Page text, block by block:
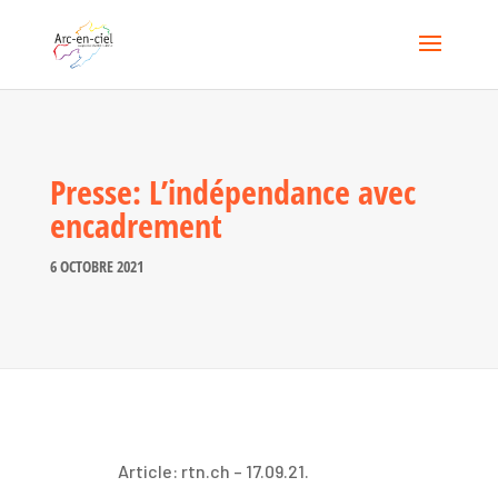
Presse: L’indépendance avec
encadrement
6 OCTOBRE 2021
Article: rtn.ch – 17.09.21.